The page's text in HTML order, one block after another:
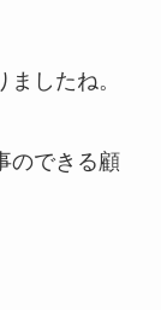
したね。
のできる顧